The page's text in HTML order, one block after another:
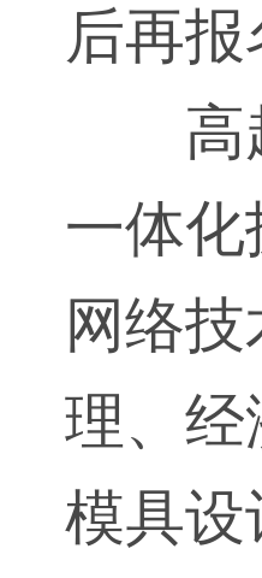
后再报
高
一体
网络
理、经
模具设